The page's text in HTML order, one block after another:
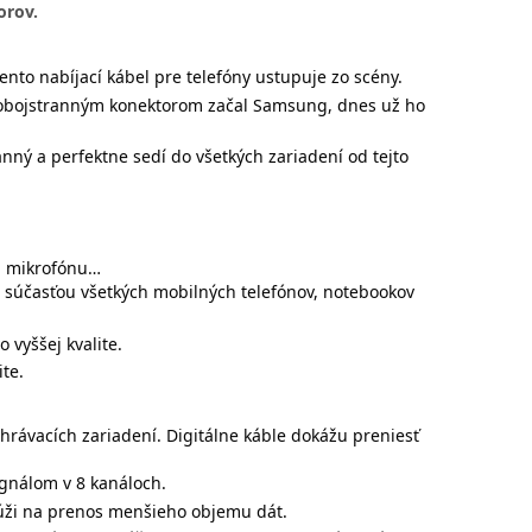
nabíjací kábel pre telefóny ustupuje zo scény.
konektorom začal Samsung, dnes už ho
a perfektne sedí do všetkých zariadení od tejto
mikrofónu…
všetkých mobilných telefónov, notebookov
vyššej kvalite.
zariadení. Digitálne káble dokážu preniesť
v 8 kanáloch.
na prenos menšieho objemu dát.